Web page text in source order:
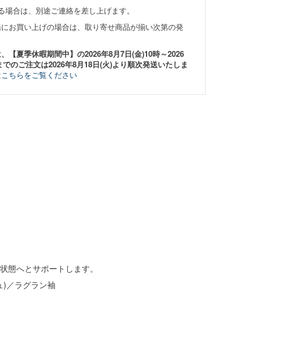
場合は、別途ご連絡を差し上げます。
お買い上げの場合は、取り寄せ商品が揃い次第の発
【夏季休暇期間中】の2026年8月7日(金)10時～2026
のご注文は2026年8月18日(火)より順次発送いたしま
ちらをご覧ください
へとサポートします。
)／ラグラン袖